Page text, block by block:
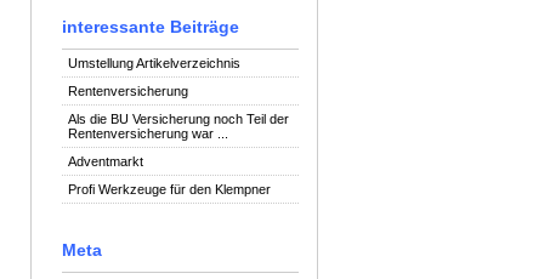
interessante Beiträge
Umstellung Artikelverzeichnis
Rentenversicherung
Als die BU Versicherung noch Teil der
Rentenversicherung war ...
Adventmarkt
Profi Werkzeuge für den Klempner
Meta